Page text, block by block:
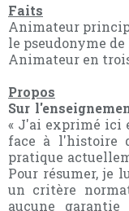
Faits
Animateur
le pseudonyme
Animateur en
Propos
Sur
« J'ai exprimé ici
face à l'histoire
pratique
Pour résumer, je
un critère
aucune